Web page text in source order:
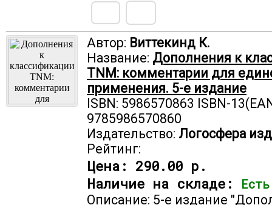
Автор: Виттекинд К.
Название: Дополнения к
TNM: комментарии для
применения. 5-е издание
ISBN: 5986570863 ISBN-
9785986570860
Издательство: Логосфера
Рейтинг:
Цена: 290.00 р.
Наличие на складе:
Описание: 5-е издание